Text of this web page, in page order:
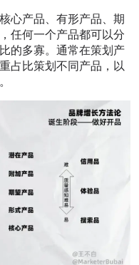
心产品、有形产品、期
任何一个产品都可以分
的多寡。通常在策划产
占比策划不同产品，以